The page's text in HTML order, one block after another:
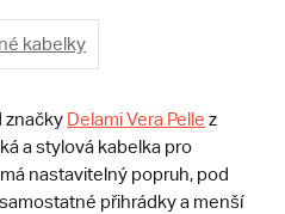
kabelky
značky Delami Vera Pelle z
a stylová kabelka pro
nastavitelný popruh, pod
přihrádky a menší